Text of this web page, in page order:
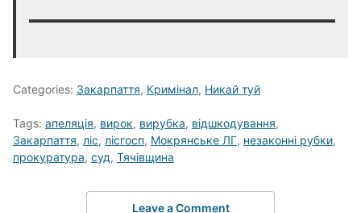
Categories: Закарпаття, Кримінал, Никай туй
Tags: апеляція, вирок, вирубка, відшкодування,
Закарпаття, ліс, лісгосп, Мокрянське ЛГ, незаконні рубки,
прокуратура, суд, Тячівщина
Leave a Comment